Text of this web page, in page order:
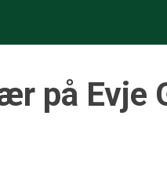
på Evje